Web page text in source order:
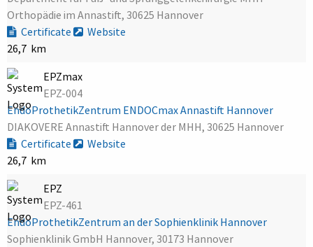
Orthopädie im Annastift, 30625 Hannover
Certificate
Website
26,7 km
EPZmax
EPZ-004
EndoProthetikZentrum ENDOCmax Annastift Hannover
DIAKOVERE Annastift Hannover der MHH, 30625 Hannover
Certificate
Website
26,7 km
EPZ
EPZ-461
EndoProthetikZentrum an der Sophienklinik Hannover
Sophienklinik GmbH Hannover, 30173 Hannover